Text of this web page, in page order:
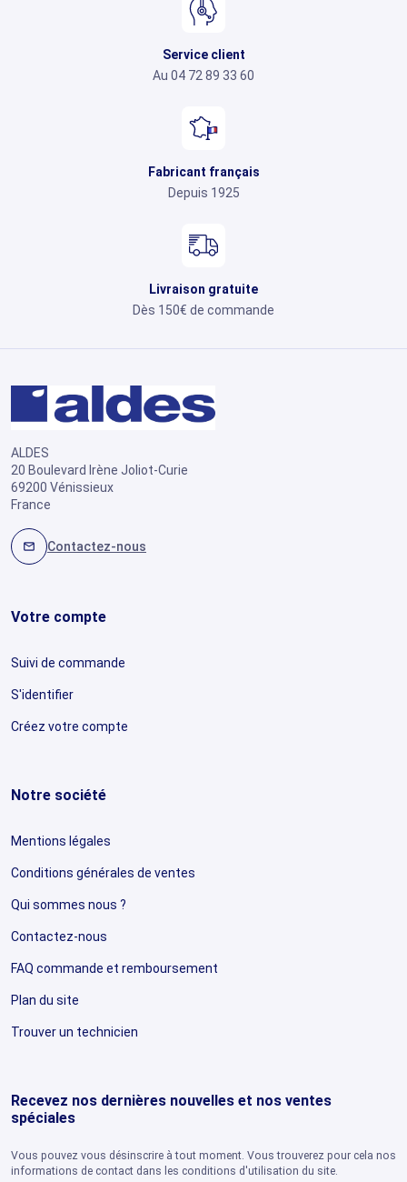
Service client
Au 04 72 89 33 60
Fabricant français
Depuis 1925
Livraison gratuite
Dès 150€ de commande
ALDES
20 Boulevard Irène Joliot-Curie
69200 Vénissieux
France
mail Contactez-nous
Votre compte
Suivi de commande
S'identifier
Créez votre compte
Notre société
Mentions légales
Conditions générales de ventes
Qui sommes nous ?
Contactez-nous
FAQ commande et remboursement
Plan du site
Trouver un technicien
Recevez nos dernières nouvelles et nos ventes
spéciales
Vous pouvez vous désinscrire à tout moment. Vous trouverez pour cela nos
informations de contact dans les conditions d'utilisation du site.